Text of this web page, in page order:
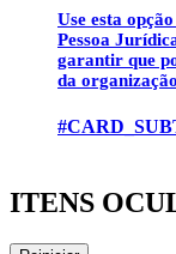
Use esta
Pessoa
garantir que
da
ITENS